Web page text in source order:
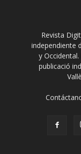
Revista
independiente
y
publicació